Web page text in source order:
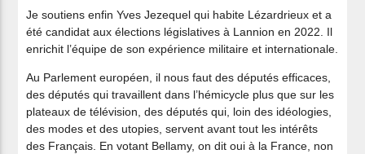
Je soutiens enfin Yves Jezequel qui habite Lézardrieux et a
été candidat aux élections législatives à Lannion en 2022. Il
enrichit l’équipe de son expérience militaire et internationale.
Au Parlement européen, il nous faut des députés efficaces,
des députés qui travaillent dans l’hémicycle plus que sur les
plateaux de télévision, des députés qui, loin des idéologies,
des modes et des utopies, servent avant tout les intérêts
des Français. En votant Bellamy, on dit oui à la France, non